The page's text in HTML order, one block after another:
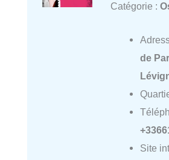
Catégorie :
de
Site